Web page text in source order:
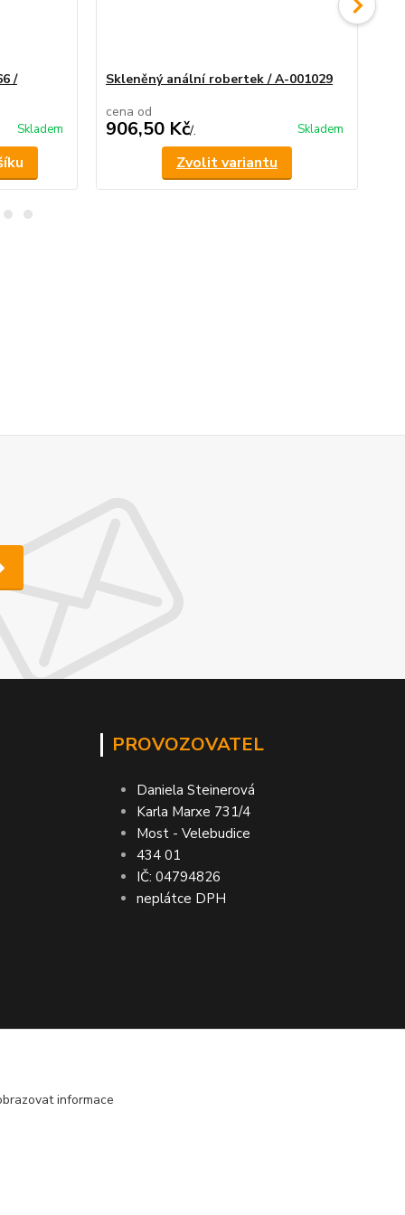
/
Skladem
Skleněný anální robertek / A-001029
cena od
906,50 Kč/. Skladem
Zvolit variantu
PROVOZOVATEL
Daniela Steinerová
Karla Marxe 731/4
Most - Velebudice
434 01
IČ: 04794826
neplátce DPH
vrácení peněz ● VRÁCENÍ ZBOŽÍ do 30
informace